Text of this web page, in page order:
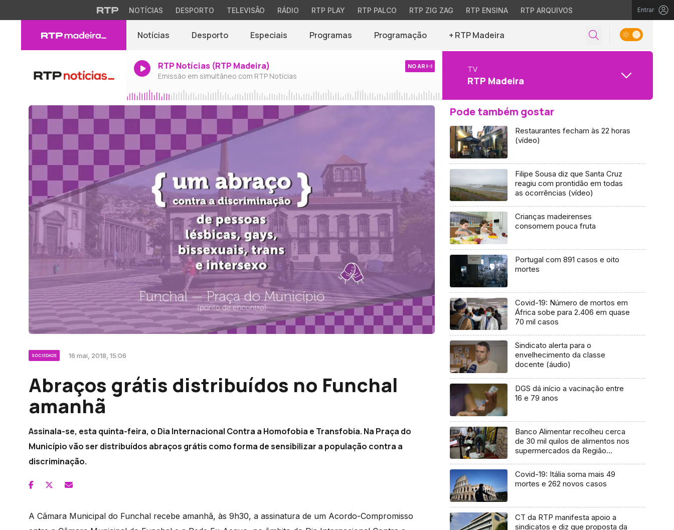
NOTÍCIAS DESPORTO TELEVISÃO RÁDIO RTP PLAY RTP PALCO RTP ZIG ZAG RTP ENSINA RTP ARQUIVOS Entrar
Notícias Desporto Especiais Programas Programação + RTP Madeira
RTP Notícias (RTP Madeira)
Emissão em simultâneo com RTP Notícias
NO AR TV
RTP Madeira
SOCIEDADE 16 mai, 2018, 15:06
Abraços grátis distribuídos no Funchal
amanhã
Assinala-se, esta quinta-feira, o Dia Internacional Contra a Homofobia e Transfobia. Na Praça do
Município vão ser distribuídos abraços grátis como forma de sensibilizar a população contra a
discriminação.
A Câmara Municipal do Funchal recebe amanhã, às 9h30, a assinatura de um Acordo-Compromisso
Pode também gostar
Restaurantes fecham às 22 horas
(vídeo)
Filipe Sousa diz que Santa Cruz
reagiu com prontidão em todas
as ocorrências (vídeo)
Crianças madeirenses
consomem pouca fruta
Portugal com 891 casos e oito
mortes
Covid-19: Número de mortos em
África sobe para 2.406 em quase
70 mil casos
Sindicato alerta para o
envelhecimento da classe
docente (áudio)
DGS dá início a vacinação entre
16 e 79 anos
Banco Alimentar recolheu cerca
de 30 mil quilos de alimentos nos
supermercados da Região
Covid-19: Itália soma mais 49
mortes e 262 novos casos
CT da RTP manifesta apoio a
sindicatos e diz que proposta da